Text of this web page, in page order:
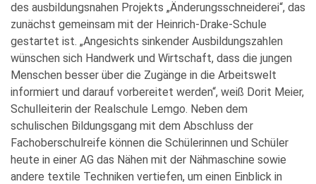
des ausbildungsnahen Projekts „Änderungsschneiderei“, das
zunächst gemeinsam mit der Heinrich-Drake-Schule
gestartet ist. „Angesichts sinkender Ausbildungszahlen
wünschen sich Handwerk und Wirtschaft, dass die jungen
Menschen besser über die Zugänge in die Arbeitswelt
informiert und darauf vorbereitet werden“, weiß Dorit Meier,
Schulleiterin der Realschule Lemgo. Neben dem
schulischen Bildungsgang mit dem Abschluss der
Fachoberschulreife können die Schülerinnen und Schüler
heute in einer AG das Nähen mit der Nähmaschine sowie
andere textile Techniken vertiefen, um einen Einblick in